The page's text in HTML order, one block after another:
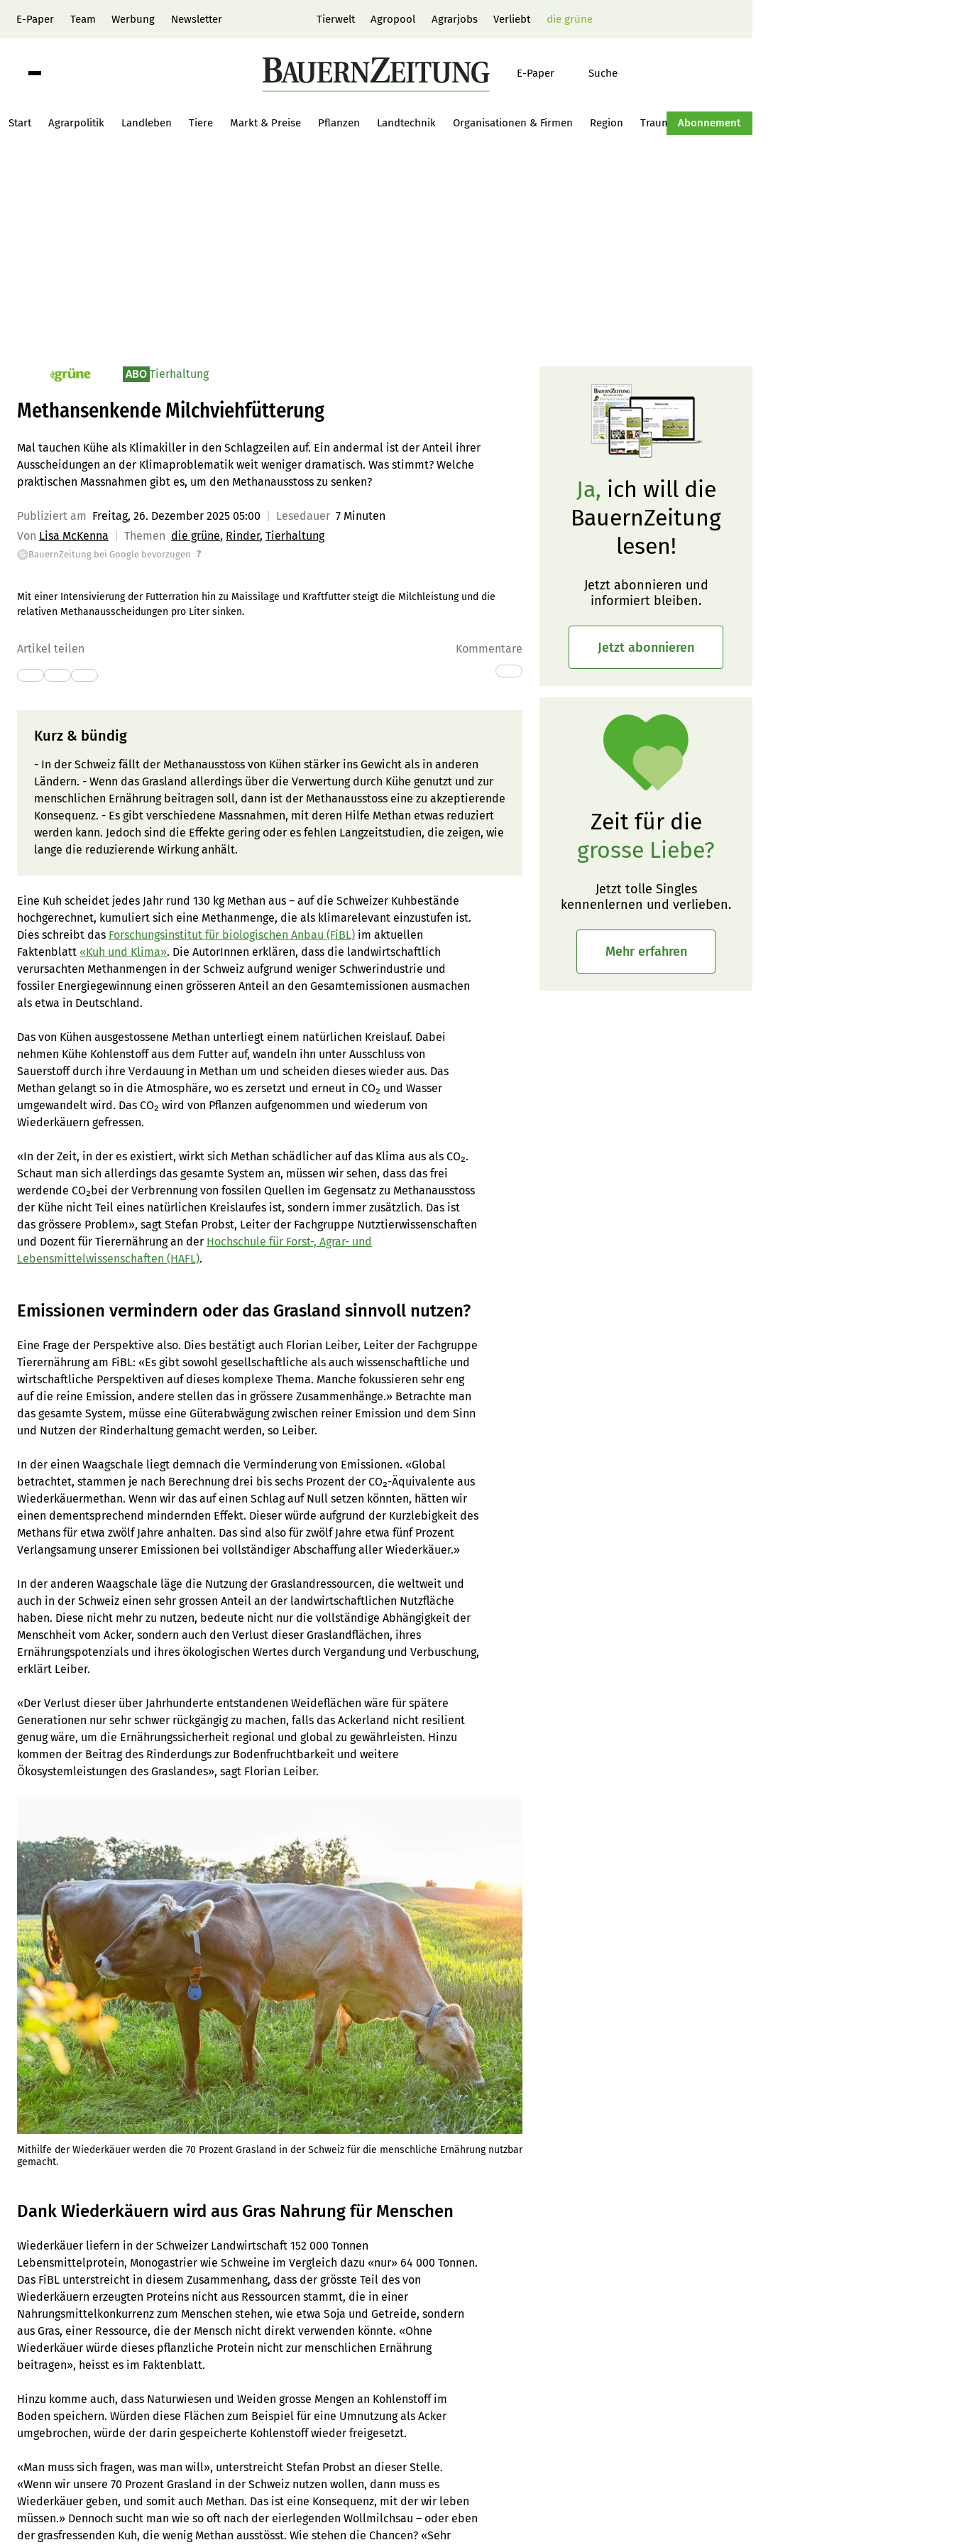
E-Paper Team Werbung Newsletter Tierwelt Agropool Agrarjobs Verliebt die grüne
E-Paper Suche
Start Agrarpolitik Landleben Tiere Markt & Preise Pflanzen Landtechnik Organisationen & Firmen Region Traumtraktor Hof-Management
Abonnement
pv_die-grune-online ABO Tierhaltung
Methansenkende Milchviehfütterung
Mal tauchen Kühe als Klimakiller in den Schlagzeilen auf. Ein andermal ist der Anteil ihrer
Ausscheidungen an der Klimaproblematik weit weniger dramatisch. Was stimmt? Welche
praktischen Massnahmen gibt es, um den Methanausstoss zu senken?
Publiziert am Freitag, 26. Dezember 2025 05:00 Lesedauer 7 Minuten
Von Lisa McKenna Themen die grüne Rinder Tierhaltung
G BauernZeitung bei Google bevorzugen ?
Mit einer Intensivierung der Futterration hin zu Maissilage und Kraftfutter steigt die Milchleistung und die
relativen Methanausscheidungen pro Liter sinken.
Artikel teilen Kommentare
Kurz & bündig
- In der Schweiz fällt der Methanausstoss von Kühen stärker ins Gewicht als in anderen
Ländern. - Wenn das Grasland allerdings über die Verwertung durch Kühe genutzt und zur
menschlichen Ernährung beitragen soll, dann ist der Methanausstoss eine zu akzeptierende
Konsequenz. - Es gibt verschiedene Massnahmen, mit deren Hilfe Methan etwas reduziert
werden kann. Jedoch sind die Effekte gering oder es fehlen Langzeitstudien, die zeigen, wie
lange die reduzierende Wirkung anhält.
Eine Kuh scheidet jedes Jahr rund 130 kg Methan aus – auf die Schweizer Kuhbestände
hochgerechnet, kumuliert sich eine Methanmenge, die als klimarelevant einzustufen ist.
Dies schreibt das Forschungsinstitut für biologischen Anbau (FiBL) im aktuellen
Faktenblatt «Kuh und Klima». Die AutorInnen erklären, dass die landwirtschaftlich
verursachten Methanmengen in der Schweiz aufgrund weniger Schwerindustrie und
fossiler Energiegewinnung einen grösseren Anteil an den Gesamtemissionen ausmachen
als etwa in Deutschland.
Das von Kühen ausgestossene Methan unterliegt einem natürlichen Kreislauf. Dabei
nehmen Kühe Kohlenstoff aus dem Futter auf, wandeln ihn unter Ausschluss von
Sauerstoff durch ihre Verdauung in Methan um und scheiden dieses wieder aus. Das
Methan gelangt so in die Atmosphäre, wo es zersetzt und erneut in CO₂ und Wasser
umgewandelt wird. Das CO₂ wird von Pflanzen aufgenommen und wiederum von
Wiederkäuern gefressen.
«In der Zeit, in der es existiert, wirkt sich Methan schädlicher auf das Klima aus als CO₂.
Schaut man sich allerdings das gesamte System an, müssen wir sehen, dass das frei
werdende CO₂bei der Verbrennung von fossilen Quellen im Gegensatz zu Methanausstoss
der Kühe nicht Teil eines natürlichen Kreislaufes ist, sondern immer zusätzlich. Das ist
das grössere Problem», sagt Stefan Probst, Leiter der Fachgruppe Nutztierwissenschaften
und Dozent für Tierernährung an der Hochschule für Forst-, Agrar- und
Lebensmittelwissenschaften (HAFL).
Emissionen vermindern oder das Grasland sinnvoll nutzen?
Eine Frage der Perspektive also. Dies bestätigt auch Florian Leiber, Leiter der Fachgruppe
Tierernährung am FiBL: «Es gibt sowohl gesellschaftliche als auch wissenschaftliche und
wirtschaftliche Perspektiven auf dieses komplexe Thema. Manche fokussieren sehr eng
auf die reine Emission, andere stellen das in grössere Zusammenhänge.» Betrachte man
das gesamte System, müsse eine Güterabwägung zwischen reiner Emission und dem Sinn
und Nutzen der Rinderhaltung gemacht werden, so Leiber.
In der einen Waagschale liegt demnach die Verminderung von Emissionen. «Global
betrachtet, stammen je nach Berechnung drei bis sechs Prozent der CO₂-Äquivalente aus
Wiederkäuermethan. Wenn wir das auf einen Schlag auf Null setzen könnten, hätten wir
einen dementsprechend mindernden Effekt. Dieser würde aufgrund der Kurzlebigkeit des
Methans für etwa zwölf Jahre anhalten. Das sind also für zwölf Jahre etwa fünf Prozent
Verlangsamung unserer Emissionen bei vollständiger Abschaffung aller Wiederkäuer.»
In der anderen Waagschale läge die Nutzung der Graslandressourcen, die weltweit und
auch in der Schweiz einen sehr grossen Anteil an der landwirtschaftlichen Nutzfläche
haben. Diese nicht mehr zu nutzen, bedeute nicht nur die vollständige Abhängigkeit der
Menschheit vom Acker, sondern auch den Verlust dieser Graslandflächen, ihres
Ernährungspotenzials und ihres ökologischen Wertes durch Vergandung und Verbuschung,
erklärt Leiber.
«Der Verlust dieser über Jahrhunderte entstandenen Weideflächen wäre für spätere
Generationen nur sehr schwer rückgängig zu machen, falls das Ackerland nicht resilient
genug wäre, um die Ernährungssicherheit regional und global zu gewährleisten. Hinzu
kommen der Beitrag des Rinderdungs zur Bodenfruchtbarkeit und weitere
Ökosystemleistungen des Graslandes», sagt Florian Leiber.
Mithilfe der Wiederkäuer werden die 70 Prozent Grasland in der Schweiz für die menschliche Ernährung nutzbar
gemacht.
Dank Wiederkäuern wird aus Gras Nahrung für Menschen
Wiederkäuer liefern in der Schweizer Landwirtschaft 152 000 Tonnen
Lebensmittelprotein, Monogastrier wie Schweine im Vergleich dazu «nur» 64 000 Tonnen.
Das FiBL unterstreicht in diesem Zusammenhang, dass der grösste Teil des von
Wiederkäuern erzeugten Proteins nicht aus Ressourcen stammt, die in einer
Nahrungsmittelkonkurrenz zum Menschen stehen, wie etwa Soja und Getreide, sondern
aus Gras, einer Ressource, die der Mensch nicht direkt verwenden könnte. «Ohne
Wiederkäuer würde dieses pflanzliche Protein nicht zur menschlichen Ernährung
beitragen», heisst es im Faktenblatt.
Hinzu komme auch, dass Naturwiesen und Weiden grosse Mengen an Kohlenstoff im
Boden speichern. Würden diese Flächen zum Beispiel für eine Umnutzung als Acker
umgebrochen, würde der darin gespeicherte Kohlenstoff wieder freigesetzt.
«Man muss sich fragen, was man will», unterstreicht Stefan Probst an dieser Stelle.
«Wenn wir unsere 70 Prozent Grasland in der Schweiz nutzen wollen, dann muss es
Wiederkäuer geben, und somit auch Methan. Das ist eine Konsequenz, mit der wir leben
müssen.» Dennoch sucht man wie so oft nach der eierlegenden Wollmilchsau – oder eben
der grasfressenden Kuh, die wenig Methan ausstösst. Wie stehen die Chancen? «Sehr
Ja, ich will die
BauernZeitung
lesen!
Jetzt abonnieren und
informiert bleiben.
Jetzt abonnieren
Zeit für die
grosse Liebe?
Jetzt tolle Singles
kennenlernen und verlieben.
Mehr erfahren